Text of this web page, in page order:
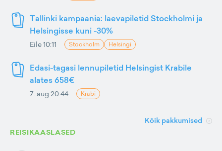
Tallinki kampaania: laevapiletid Stockholmi ja
Helsingisse kuni -30%
Eile 10:11 Stockholm Helsingi
Edasi-tagasi lennupiletid Helsingist Krabile
alates 658€
7. aug 20:44 Krabi
Kõik pakkumised
REISIKAASLASED